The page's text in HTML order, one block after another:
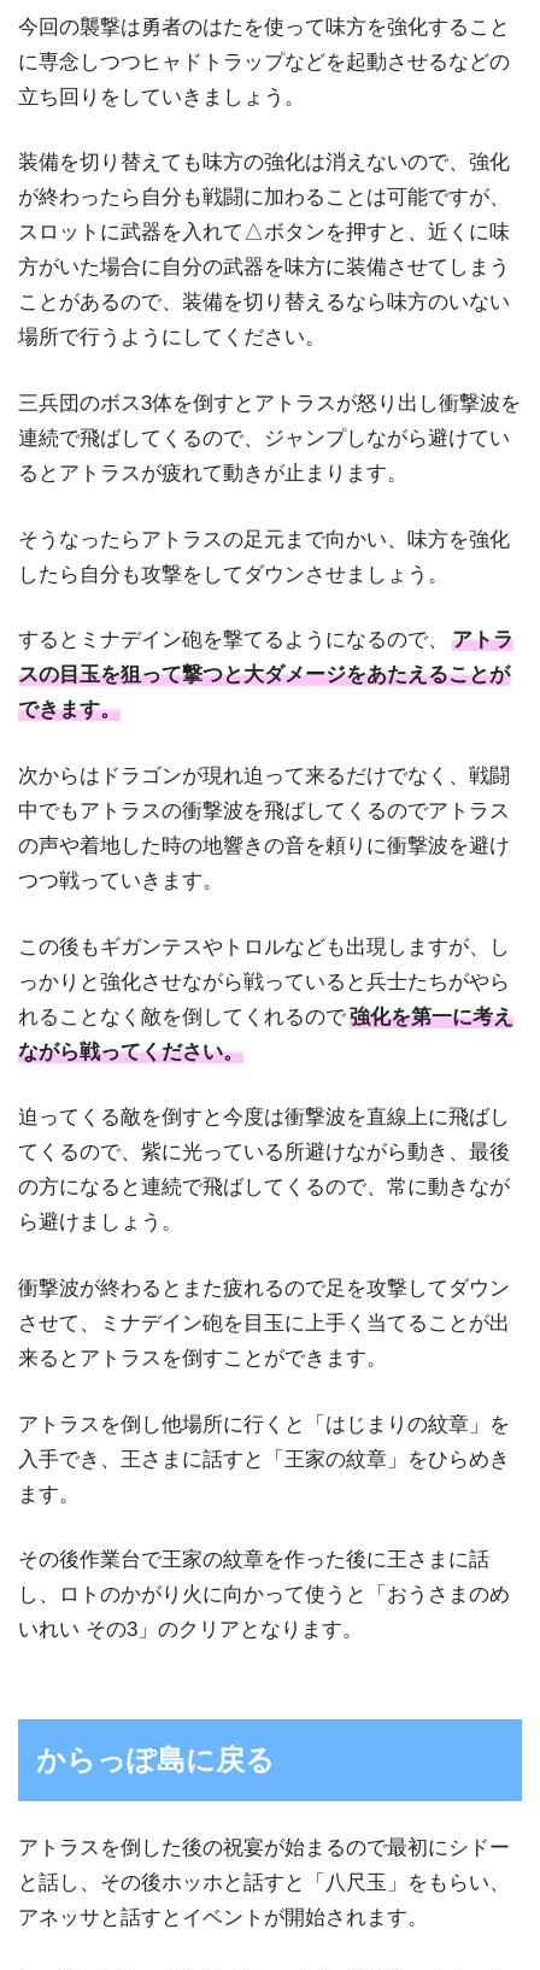
今回の襲撃は勇者のはたを使って味方を強化すること
に専念しつつヒャドトラップなどを起動させるなどの
立ち回りをしていきましょう。
装備を切り替えても味方の強化は消えないので、強化
が終わったら自分も戦闘に加わることは可能ですが、
スロットに武器を入れて△ボタンを押すと、近くに味
方がいた場合に自分の武器を味方に装備させてしまう
ことがあるので、装備を切り替えるなら味方のいない
場所で行うようにしてください。
三兵団のボス3体を倒すとアトラスが怒り出し衝撃波を
連続で飛ばしてくるので、ジャンプしながら避けてい
るとアトラスが疲れて動きが止まります。
そうなったらアトラスの足元まで向かい、味方を強化
したら自分も攻撃をしてダウンさせましょう。
するとミナデイン砲を撃てるようになるので、
アトラ
スの目玉を狙って撃つと大ダメージをあたえることが
できます。
次からはドラゴンが現れ迫って来るだけでなく、戦闘
中でもアトラスの衝撃波を飛ばしてくるのでアトラス
の声や着地した時の地響きの音を頼りに衝撃波を避け
つつ戦っていきます。
この後もギガンテスやトロルなども出現しますが、し
っかりと強化させながら戦っていると兵士たちがやら
れることなく敵を倒してくれるので強化を第一に考え
ながら戦ってください。
迫ってくる敵を倒すと今度は衝撃波を直線上に飛ばし
てくるので、紫に光っている所避けながら動き、最後
の方になると連続で飛ばしてくるので、常に動きなが
ら避けましょう。
衝撃波が終わるとまた疲れるので足を攻撃してダウン
させて、ミナデイン砲を目玉に上手く当てることが出
来るとアトラスを倒すことができます。
アトラスを倒し他場所に行くと「はじまりの紋章」を
入手でき、王さまに話すと「王家の紋章」をひらめき
ます。
その後作業台で王家の紋章を作った後に王さまに話
し、ロトのかがり火に向かって使うと「おうさまのめ
いれい その3」のクリアとなります。
からっぽ島に戻る
アトラスを倒した後の祝宴が始まるので最初にシドー
と話し、その後ホッホと話すと「八尺玉」をもらい、
アネッサと話すとイベントが開始されます。